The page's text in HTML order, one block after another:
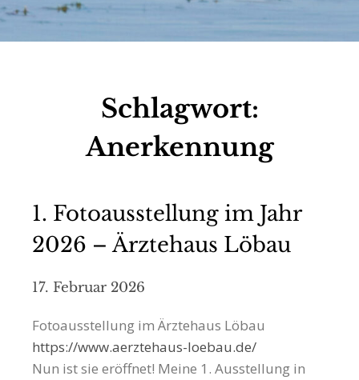
Schlagwort:
Anerkennung
1. Fotoausstellung im Jahr
2026 – Ärztehaus Löbau
17. Februar 2026
Fotoausstellung im Ärztehaus Löbau
https://www.aerztehaus-loebau.de/
Nun ist sie eröffnet! Meine 1. Ausstellung in